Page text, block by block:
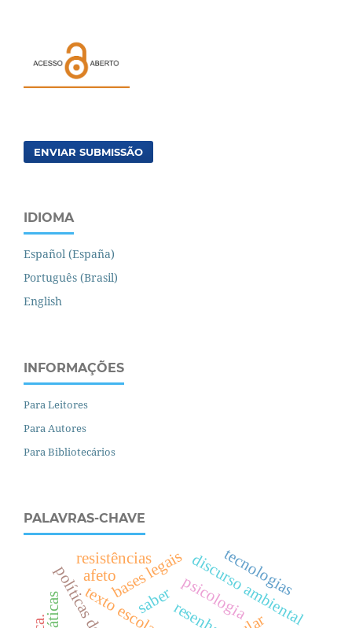
ENVIAR SUBMISSÃO
IDIOMA
Español (España)
Português (Brasil)
English
INFORMAÇÕES
Para Leitores
Para Autores
Para Bibliotecários
PALAVRAS-CHAVE
resenha
texto escolar
saber discurso ambiental
bases legaispsicologiatecnologias
afeto
resistências